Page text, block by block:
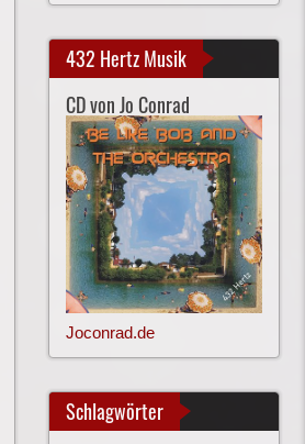
432 Hertz Musik
CD von Jo Conrad
Joconrad.de
Schlagwörter